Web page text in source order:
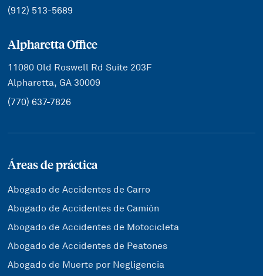
(912) 513-5689
Alpharetta Office
11080 Old Roswell Rd Suite 203F
Alpharetta, GA 30009
(770) 637-7826
Áreas de práctica
Abogado de Accidentes de Carro
Abogado de Accidentes de Camión
Abogado de Accidentes de Motocicleta
Abogado de Accidentes de Peatones
Abogado de Muerte por Negligencia